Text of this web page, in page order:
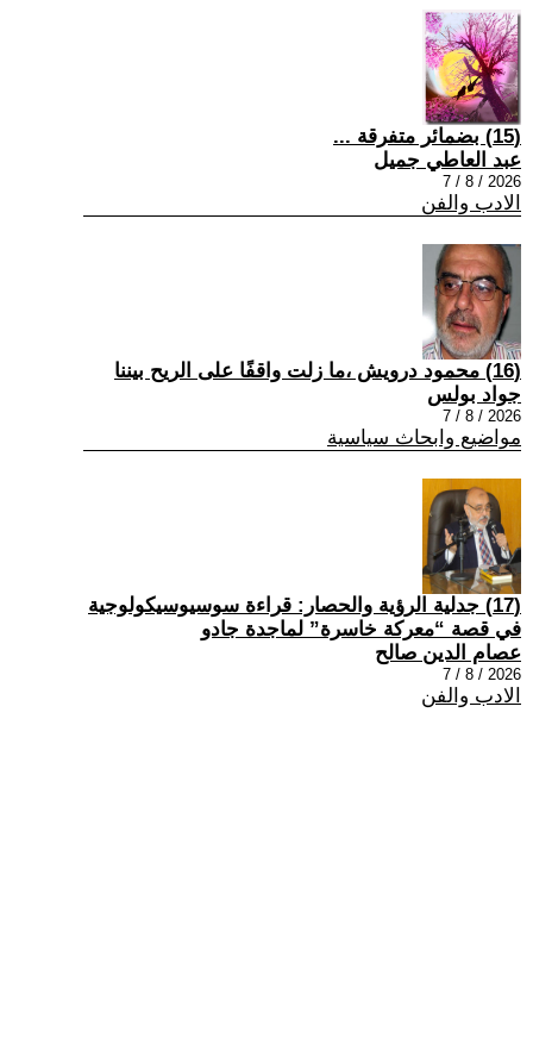
(15) بضمائر متفرقة ...
عبد العاطي جميل
2026 / 8 / 7
الادب والفن
(16) محمود درويش ،ما زلت واقفًا على الريح بيننا
جواد بولس
2026 / 8 / 7
مواضيع وابحاث سياسية
(17) جدلية الرؤية والحصار: قراءة سوسيوسيكولوجية
في قصة “معركة خاسرة” لماجدة جادو
عصام الدين صالح
2026 / 8 / 7
الادب والفن